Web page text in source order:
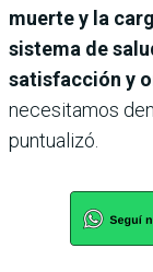
muerte y la
sistema de
satisfacción y
necesitamos
puntualizó.